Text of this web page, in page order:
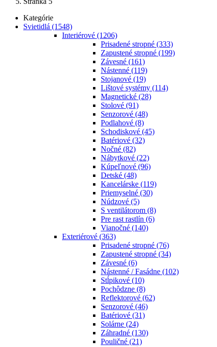
Kategórie
Svietidlá (1548)
Interiérové (1206)
Prisadené stropné (333)
Zapustené stropné (199)
Závesné (161)
Nástenné (119)
Stojanové (19)
Lištové systémy (114)
Magnetické (28)
Stolové (91)
Senzorové (48)
Podlahové (8)
Schodiskové (45)
Batériové (32)
Nočné (82)
Nábytkové (22)
Kúpeľnové (96)
Detské (48)
Kancelárske (119)
Priemyselné (30)
Núdzové (5)
S ventilátorom (8)
Pre rast rastlín (6)
Vianočné (140)
Exteriérové (363)
Prisadené stropné (76)
Zapustené stropné (34)
Závesné (6)
Nástenné / Fasádne (102)
Stĺpikové (10)
Pochôdzne (8)
Reflektorové (62)
Senzorové (46)
Batériové (31)
Solárne (24)
Záhradné (130)
Pouličné (21)